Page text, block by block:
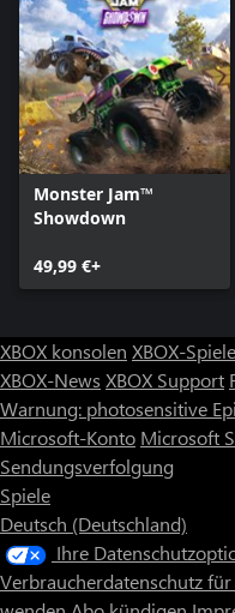
Monster Jam™
Showdown
49,99 €+
XBOX konsolen XBOX-Spiele
XBOX-News XBOX Support
Warnung: photosensitive
Microsoft-Konto Microsoft
Sendungsverfolgung
Spiele
Deutsch (Deutschland)
Ihre
Verbraucherdatenschutz